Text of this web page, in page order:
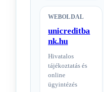
WEBOLDAL
unicreditba
nk.hu
Hivatalos
tájékoztatás és
online
ügyintézés